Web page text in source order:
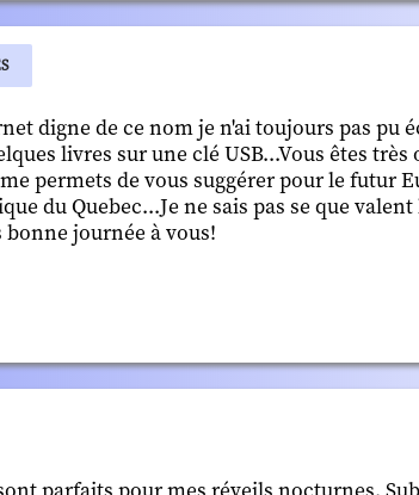
digne de ce nom je n'ai toujours pas pu
livres sur une clé USB...Vous êtes
permets de vous suggérer pour le futur
du Quebec...Je ne sais pas se que
journée à vous!